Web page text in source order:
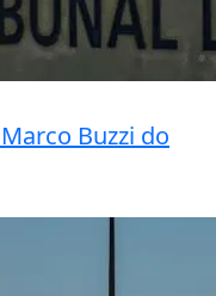
Buzzi do